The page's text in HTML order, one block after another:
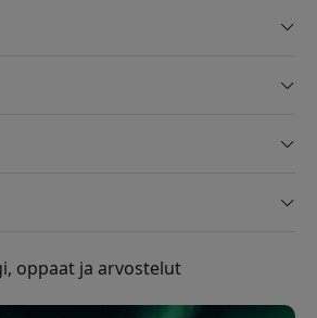
oppaat ja arvostelut